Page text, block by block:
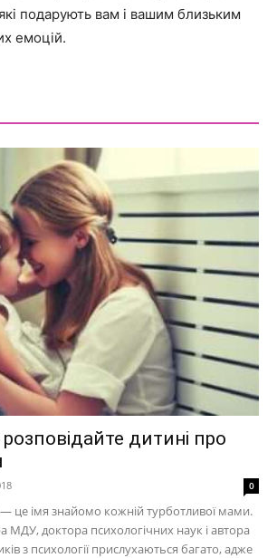
подарують вам і вашим близьким
емоцій.
дитині про
0
це імя знайомо кожній турботливої мами.
МДУ, доктора психологічних наук і автора
з психології прислухаються багато, адже